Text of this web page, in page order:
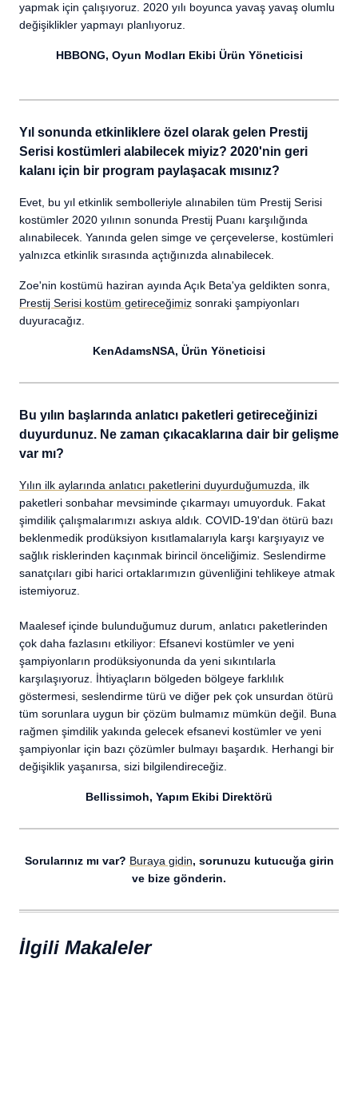
yapmak için çalışıyoruz. 2020 yılı boyunca yavaş yavaş olumlu
değişiklikler yapmayı planlıyoruz.
HBBONG, Oyun Modları Ekibi Ürün Yöneticisi
Yıl sonunda etkinliklere özel olarak gelen Prestij
Serisi kostümleri alabilecek miyiz? 2020'nin geri
kalanı için bir program paylaşacak mısınız?
Evet, bu yıl etkinlik sembolleriyle alınabilen tüm Prestij Serisi
kostümler 2020 yılının sonunda Prestij Puanı karşılığında
alınabilecek. Yanında gelen simge ve çerçevelerse, kostümleri
yalnızca etkinlik sırasında açtığınızda alınabilecek.
Zoe'nin kostümü haziran ayında Açık Beta'ya geldikten sonra,
Prestij Serisi kostüm getireceğimiz sonraki şampiyonları
duyuracağız.
KenAdamsNSA, Ürün Yöneticisi
Bu yılın başlarında anlatıcı paketleri getireceğinizi
duyurdunuz. Ne zaman çıkacaklarına dair bir gelişme
var mı?
Yılın ilk aylarında anlatıcı paketlerini duyurduğumuzda , ilk
paketleri sonbahar mevsiminde çıkarmayı umuyorduk. Fakat
şimdilik çalışmalarımızı askıya aldık. COVID-19'dan ötürü bazı
beklenmedik prodüksiyon kısıtlamalarıyla karşı karşıyayız ve
sağlık risklerinden kaçınmak birincil önceliğimiz. Seslendirme
sanatçıları gibi harici ortaklarımızın güvenliğini tehlikeye atmak
istemiyoruz.
Maalesef içinde bulunduğumuz durum, anlatıcı paketlerinden
çok daha fazlasını etkiliyor: Efsanevi kostümler ve yeni
şampiyonların prodüksiyonunda da yeni sıkıntılarla
karşılaşıyoruz. İhtiyaçların bölgeden bölgeye farklılık
göstermesi, seslendirme türü ve diğer pek çok unsurdan ötürü
tüm sorunlara uygun bir çözüm bulmamız mümkün değil. Buna
rağmen şimdilik yakında gelecek efsanevi kostümler ve yeni
şampiyonlar için bazı çözümler bulmayı başardık. Herhangi bir
değişiklik yaşanırsa, sizi bilgilendireceğiz.
Bellissimoh, Yapım Ekibi Direktörü
Sorularınız mı var? Buraya gidin, sorunuzu kutucuğa girin
ve bize gönderin.
İlgili Makaleler